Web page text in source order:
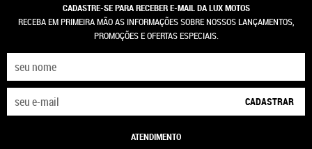
CADASTRE-SE PARA RECEBER E-MAIL DA LUX MOTOS
RECEBA EM PRIMEIRA MÃO AS INFORMAÇÕES SOBRE NOSSOS LANÇAMENTOS,
PROMOÇÕES E OFERTAS ESPECIAIS.
CADASTRAR
ATENDIMENTO